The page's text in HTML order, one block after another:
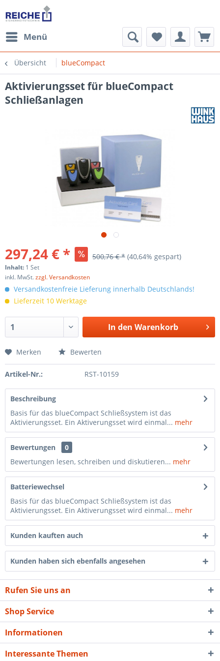
Menü
Übersicht blueCompact
Aktivierungsset für blueCompact
Schließanlagen
297,24 € * 500,76 € * (40,64% gespart)
Inhalt: 1 Set
inkl. MwSt.zzgl. Versandkosten
Versandkostenfreie Lieferung innerhalb Deutschlands!
Lieferzeit 10 Werktage
In den Warenkorb
Merken Bewerten
Artikel-Nr.: RST-10159
Beschreibung
Basis für das blueCompact Schließsystem ist das
Aktivierungsset. Ein Aktiverungsset wird einmal... mehr
Bewertungen
0
Bewertungen lesen, schreiben und diskutieren... mehr
Batteriewechsel
Basis für das blueCompact Schließsystem ist das
Aktivierungsset. Ein Aktiverungsset wird einmal... mehr
Kunden kauften auch
Kunden haben sich ebenfalls angesehen
Rufen Sie uns an
Shop Service
Informationen
Interessante Themen